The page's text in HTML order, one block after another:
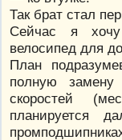
Так брат стал
Сейчас я
велосипед для
План
полную замену
скоростей
планируется